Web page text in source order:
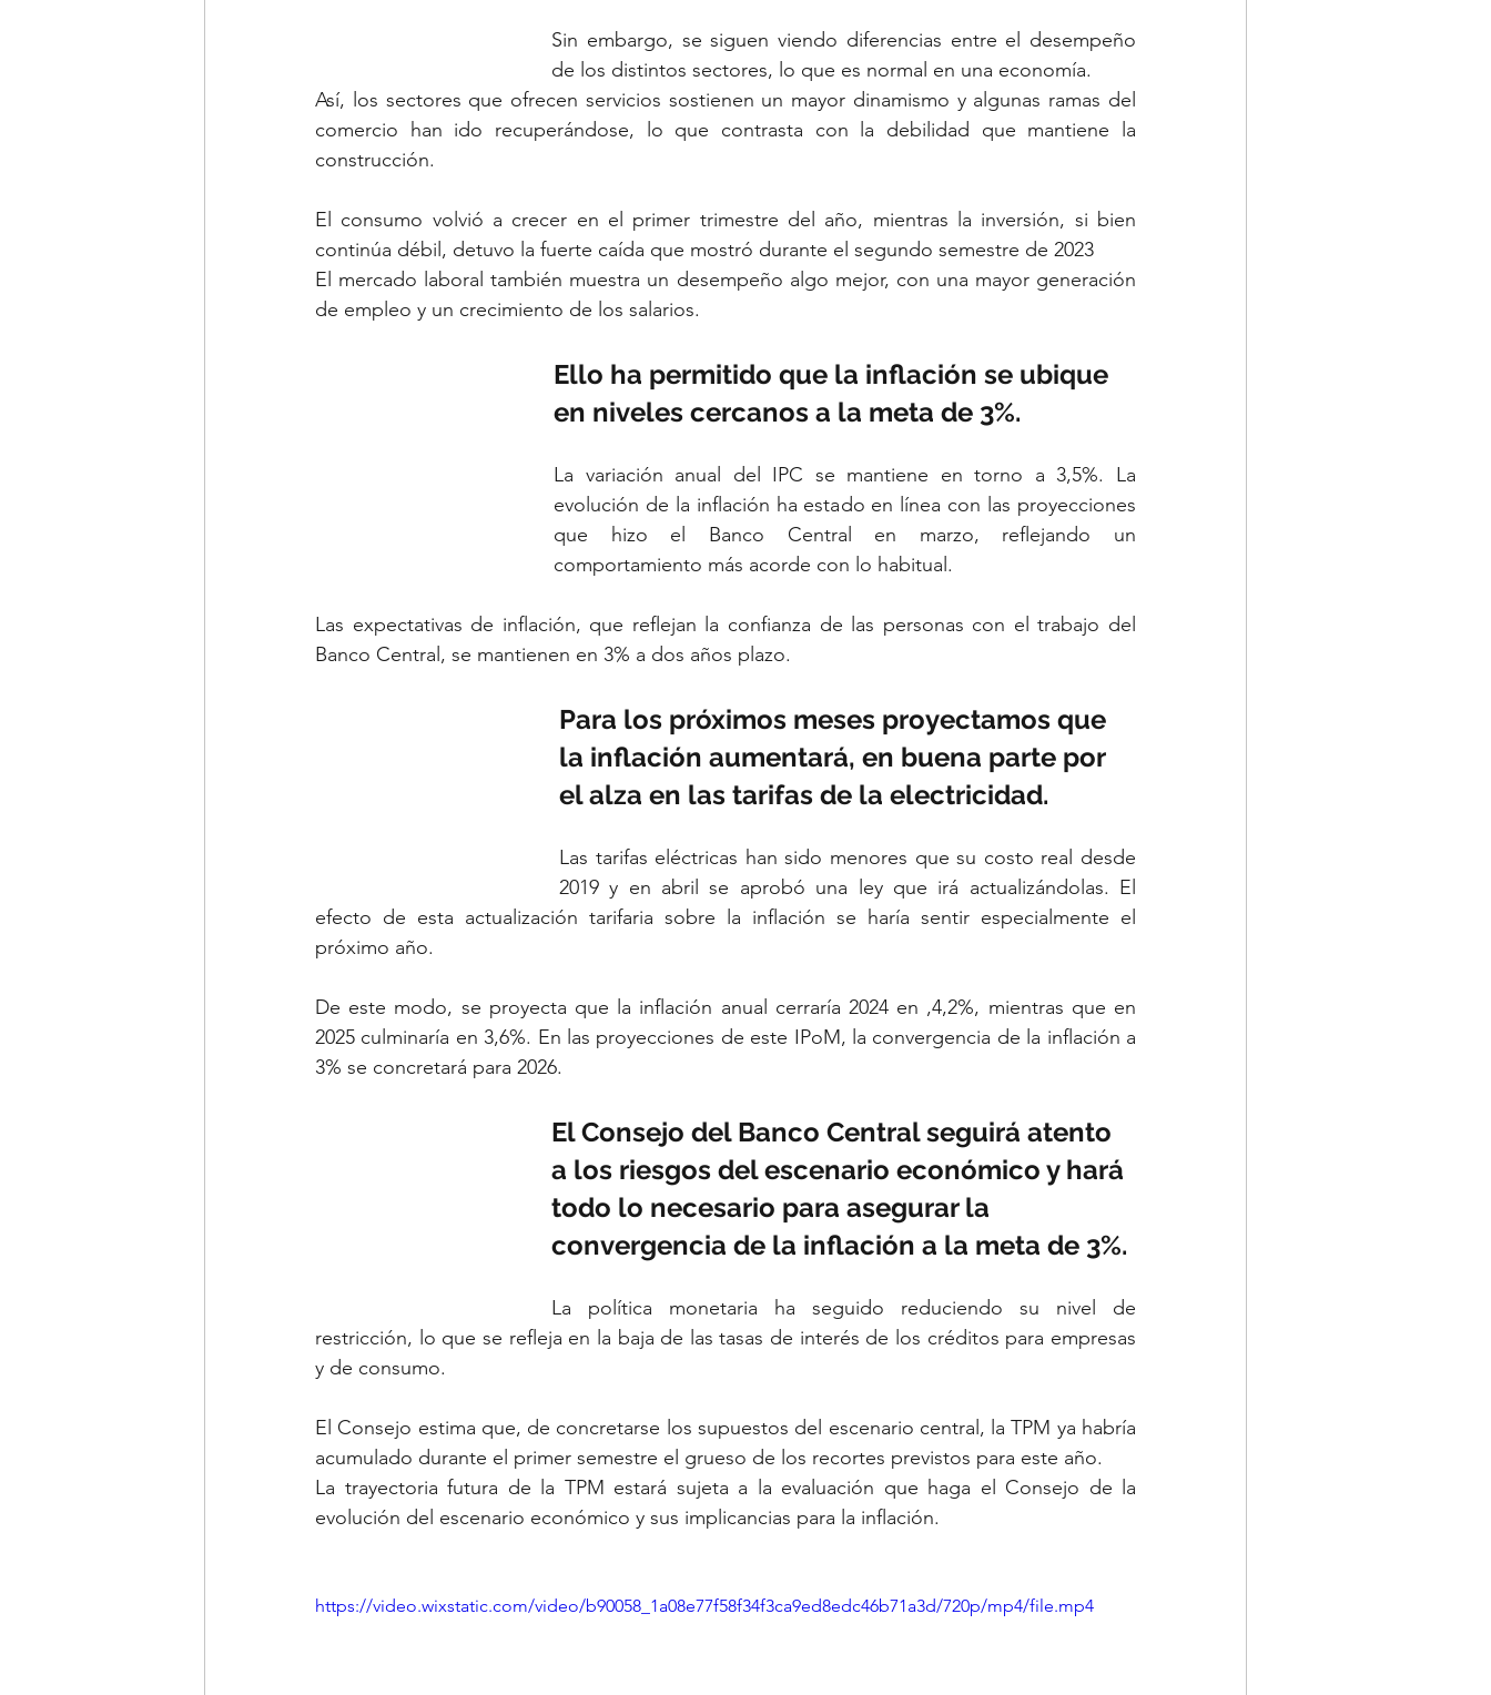
Sin embargo, se siguen viendo diferencias entre el desempeño
de los distintos sectores, lo que es normal en una economía.
Así, los sectores que ofrecen servicios sostienen un mayor dinamismo y algunas ramas del
comercio han ido recuperándose, lo que contrasta con la debilidad que mantiene la
construcción.
El consumo volvió a crecer en el primer trimestre del año, mientras la inversión, si bien
continúa débil, detuvo la fuerte caída que mostró durante el segundo semestre de 2023
El mercado laboral también muestra un desempeño algo mejor, con una mayor generación
de empleo y un crecimiento de los salarios.
Ello ha permitido que la inflación se ubique
en niveles cercanos a la meta de 3%.
La variación anual del IPC se mantiene en torno a 3,5%. La
evolución de la inflación ha estado en línea con las proyecciones
que hizo el Banco Central en marzo, reflejando un
comportamiento más acorde con lo habitual.
Las expectativas de inflación, que reflejan la confianza de las personas con el trabajo del
Banco Central, se mantienen en 3% a dos años plazo.
Para los próximos meses proyectamos que
la inflación aumentará, en buena parte por
el alza en las tarifas de la electricidad.
Las tarifas eléctricas han sido menores que su costo real desde
2019 y en abril se aprobó una ley que irá actualizándolas. El
efecto de esta actualización tarifaria sobre la inflación se haría sentir especialmente el
próximo año.
De este modo, se proyecta que la inflación anual cerraría 2024 en ,4,2%, mientras que en
2025 culminaría en 3,6%. En las proyecciones de este IPoM, la convergencia de la inflación a
3% se concretará para 2026.
El Consejo del Banco Central seguirá atento
a los riesgos del escenario económico y hará
todo lo necesario para asegurar la
convergencia de la inflación a la meta de 3%.
La política monetaria ha seguido reduciendo su nivel de
restricción, lo que se refleja en la baja de las tasas de interés de los créditos para empresas
y de consumo.
El Consejo estima que, de concretarse los supuestos del escenario central, la TPM ya habría
acumulado durante el primer semestre el grueso de los recortes previstos para este año.
La trayectoria futura de la TPM estará sujeta a la evaluación que haga el Consejo de la
evolución del escenario económico y sus implicancias para la inflación.
https://video.wixstatic.com/video/b90058_1a08e77f58f34f3ca9ed8edc46b71a3d/720p/mp4/file.mp4